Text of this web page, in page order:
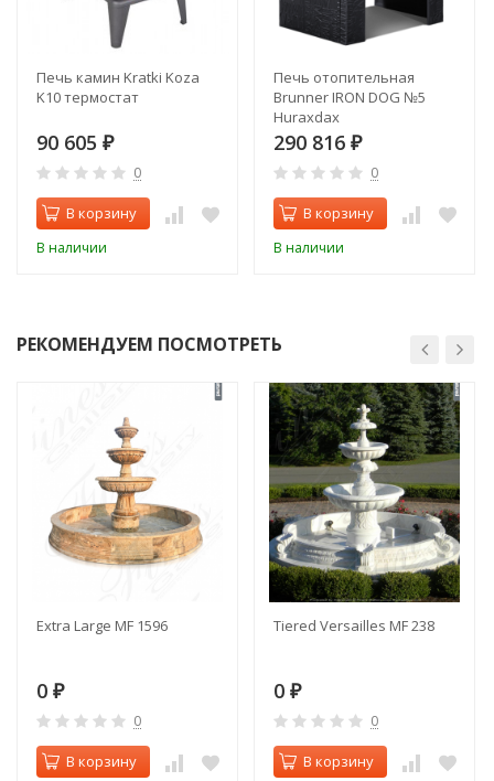
Печь камин Kratki Koza
K10 термостат
90 605 ₽
0
В корзину
В наличии
Печь отопительная
Brunner IRON DOG №5
Huraxdax
290 816 ₽
0
В корзину
В наличии
РЕКОМЕНДУЕМ ПОСМОТРЕТЬ
Extra Large MF 1596
0 ₽
0
В корзину
Tiered Versailles MF 238
0 ₽
0
В корзину